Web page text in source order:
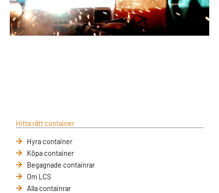
Hitta rätt container
Hyra container
Köpa container
Begagnade containrar
Om LCS
Alla containrar